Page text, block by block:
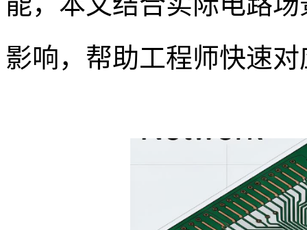
影响，帮助工程师快速